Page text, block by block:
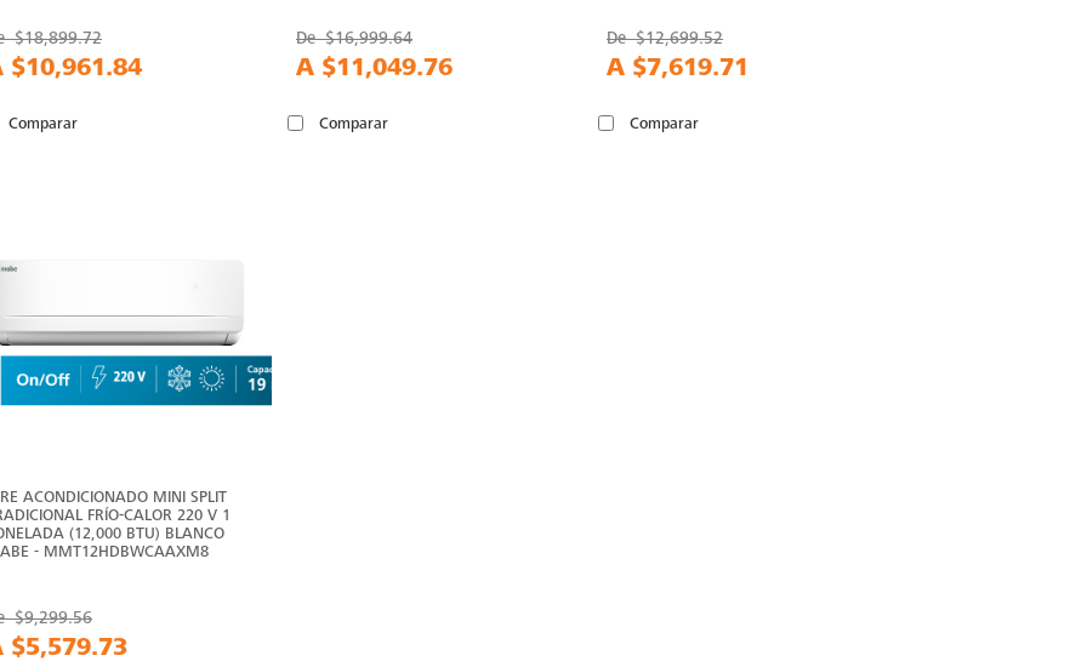
$18,899.72
$10,961.84
Comparar
De$16,999.64
A $11,049.76
Comparar
De$12,699.52
A $7,619.71
Comparar
ACONDICIONADO MINI SPLIT
FRÍO-CALOR 220 V 1
(12,000 BTU) BLANCO
- MMT12HDBWCAAXM8
$9,299.56
$5,579.73